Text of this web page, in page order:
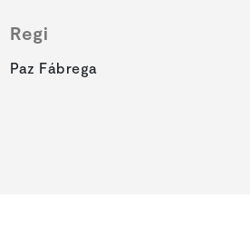
Regi
Paz Fábrega